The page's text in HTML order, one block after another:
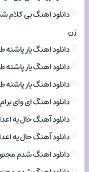
دانلود اهنگ بی
زن
دانلود اهنگ یار
دانلود اهنگ یار
دانلود اهنگ یار پاشنه
دانلود اهنگ ای وای
دانلود آهنگ حال یه
دانلود آهنگ حال یه
دانلود اهنگ شدم